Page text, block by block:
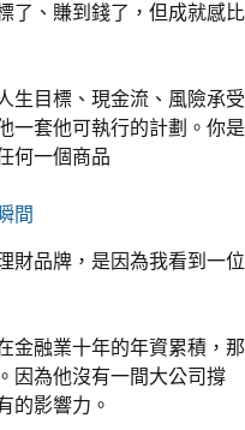
了、賺到錢了，但成就感比
生目標、現金流、風險承受
一套他可執行的計劃。你是
何一個商品
間
財品牌，是因為我看到一位
金融業十年的年資累積，那
因為他沒有一間大公司撐
的影響力。